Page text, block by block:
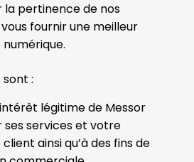
la pertinence de nos
fournir une meilleur
:
légitime de Messor
ses services et votre
ainsi qu’à des fins de